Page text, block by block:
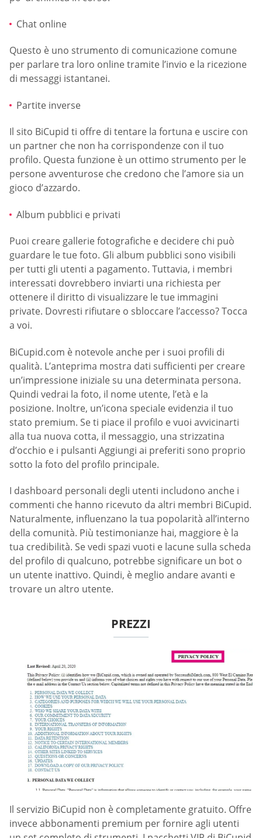
Chat online
Questo è uno strumento di comunicazione comune
per parlare tra loro online tramite l’invio e la ricezione
di messaggi istantanei.
Partite inverse
Il sito BiCupid ti offre di tentare la fortuna e uscire con
un partner che non ha corrispondenze con il tuo
profilo. Questa funzione è un ottimo strumento per le
persone avventurose che credono che l’amore sia un
gioco d’azzardo.
Album pubblici e privati
Puoi creare gallerie fotografiche e decidere chi può
guardare le tue foto. Gli album pubblici sono visibili
per tutti gli utenti a pagamento. Tuttavia, i membri
interessati dovrebbero inviarti una richiesta per
ottenere il diritto di visualizzare le tue immagini
private. Dovresti rifiutare o sbloccare l’accesso? Tocca
a voi.
BiCupid.com è notevole anche per i suoi profili di
qualità. L’anteprima mostra dati sufficienti per creare
un’impressione iniziale su una determinata persona.
Quindi vedrai la foto, il nome utente, l’età e la
posizione. Inoltre, un’icona speciale evidenzia il tuo
stato premium. Se ti piace il profilo e vuoi avvicinarti
alla tua nuova cotta, il messaggio, una strizzatina
d’occhio e i pulsanti Aggiungi ai preferiti sono proprio
sotto la foto del profilo principale.
I dashboard personali degli utenti includono anche i
commenti che hanno ricevuto da altri membri BiCupid.
Naturalmente, influenzano la tua popolarità all’interno
della comunità. Più testimonianze hai, maggiore è la
tua credibilità. Se vedi spazi vuoti e lacune sulla scheda
del profilo di qualcuno, potrebbe significare un bot o
un utente inattivo. Quindi, è meglio andare avanti e
trovare un altro utente.
PREZZI
Il servizio BiCupid non è completamente gratuito. Offre
invece abbonamenti premium per fornire agli utenti